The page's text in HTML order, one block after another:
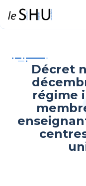
Décret
régime